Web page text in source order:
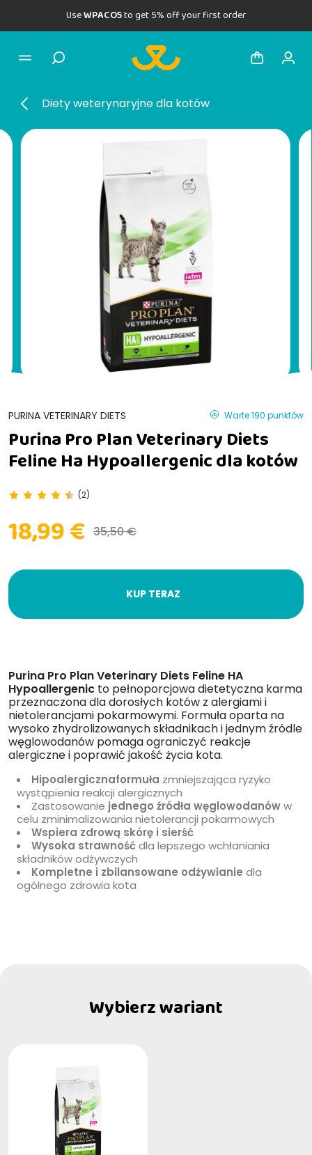
UseWPACO5to get 5% off your first order
Diety weterynaryjne dla kotów
PURINA VETERINARY DIETS Warte 190 punktów
Purina Pro Plan Veterinary Diets
Feline Ha Hypoallergenic dla kotów
(2)
18,99 € 35,50 €
KUP TERAZ
Purina Pro Plan Veterinary Diets Feline HA
Hypoallergenic to pełnoporcjowa dietetyczna karma
przeznaczona dla dorosłych kotów z alergiami i
nietolerancjami pokarmowymi. Formuła oparta na
wysoko zhydrolizowanych składnikach i jednym źródle
węglowodanów pomaga ograniczyć reakcje
alergiczne i poprawić jakość życia kota.
Hipoalergicznaformuła zmniejszająca ryzyko
wystąpienia reakcji alergicznych
Zastosowanie jednego źródła węglowodanóww
celu zminimalizowania nietolerancji pokarmowych
Wspiera zdrową skórę i sierść
Wysoka strawnośćdla lepszego wchłaniania
składników odżywczych
Kompletne i zbilansowane odżywianie dla
ogólnego zdrowia kota
Wybierz wariant